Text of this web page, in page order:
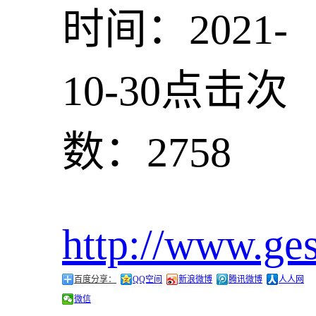
时间：2021-
10-30点击次
数：2758
http://
百度分享： QQ空间 新浪微博 腾讯微博
人人网
微信